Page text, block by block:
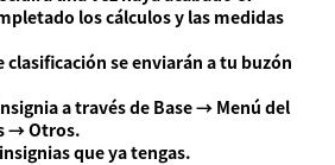
los cálculos y las medidas
clasificación se enviarán a tu buzón
a través de Base → Menú del
→ Otros.
que ya tengas.